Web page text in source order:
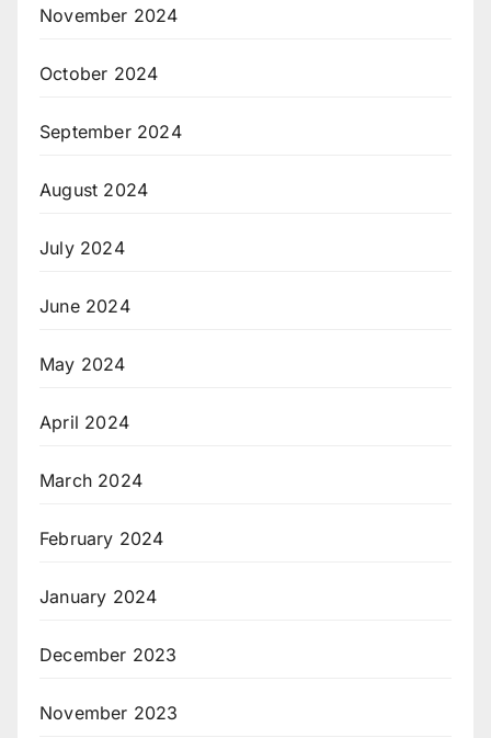
November 2024
October 2024
September 2024
August 2024
July 2024
June 2024
May 2024
April 2024
March 2024
February 2024
January 2024
December 2023
November 2023